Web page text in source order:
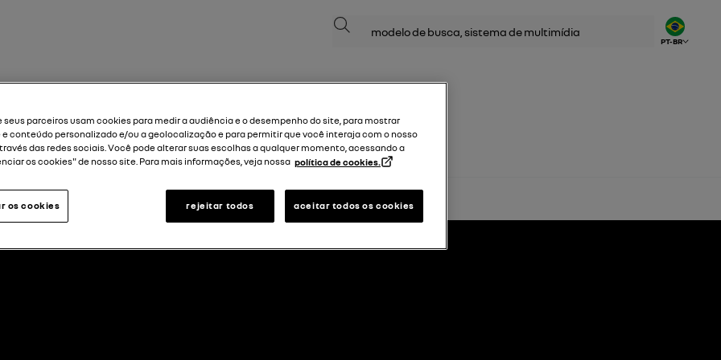
Pesquisar
PT-BR
seus parceiros usam cookies para medir a audiência e o desempenho do site, para mostrar
conteúdo personalizado e/ou a geolocalização e para permitir que você interaja com o nosso
das redes sociais. Você pode alterar suas escolhas a qualquer momento, acessando a
os cookies" de nosso site. Para mais informações, veja nossa política de cookies.
rejeitar todos aceitar todos os cookies
os cookies